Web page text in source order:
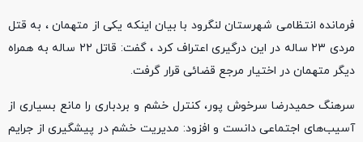
فرمانده انتظامی شهرستان لنگرود با بیان اینکه یکی از متهمان ، به قتل
مردی ۲۳ ساله در این درگیری اعتراف کرد ، گفت: قاتل ۲۲ ساله به همراه
دیگر متهمان در اختیار مرجع قضائی قرار گرفت.
سرهنگ حمیدرضا سرخوش پور، کنترل خشم و بردباری را مانع بسیاری از
آسیب‌های اجتماعی دانست و افزود: مدیریت خشم در پیشگیری از جرایم